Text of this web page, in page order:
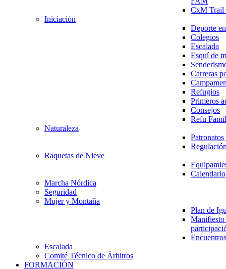
CxM
Iniciación
Deporte
Colegios
Escalada
Esquí de
Carreras
Refugios
Primeros
Consejos
Refu
Naturaleza
Raquetas de Nieve
Calendario
Marcha Nórdica
Seguridad
Mujer y Montaña
Plan de
Escalada
Comité Técnico de Árbitros
FORMACIÓN